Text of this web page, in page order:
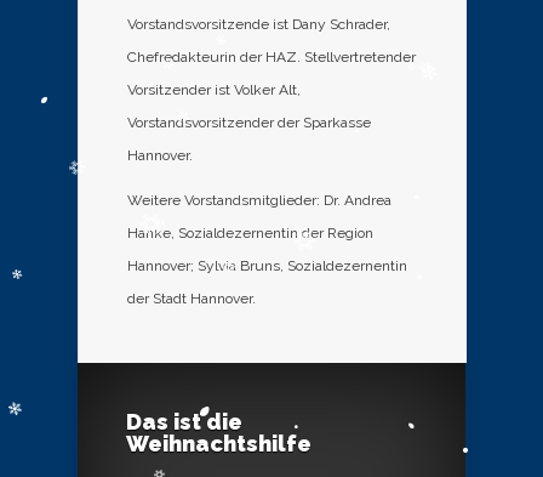
Vorstandsvorsitzende ist Dany Schrader,
Chefredakteurin der HAZ. Stellvertretender
Vorsitzender ist Volker Alt,
Vorstandsvorsitzender der Sparkasse
Hannover.
Weitere Vorstandsmitglieder: Dr. Andrea
Hanke, Sozialdezernentin der Region
Hannover; Sylvia Bruns, Sozialdezernentin
der Stadt Hannover.
Das ist die
Weihnachtshilfe